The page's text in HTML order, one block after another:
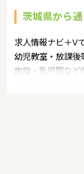
茨城県から
求人情報ナビ＋V
幼児教室・放課後
施設・乳児院など